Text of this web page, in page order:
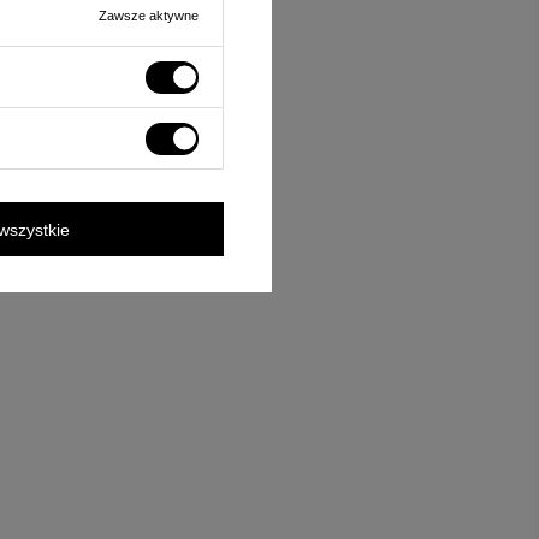
Zawsze aktywne